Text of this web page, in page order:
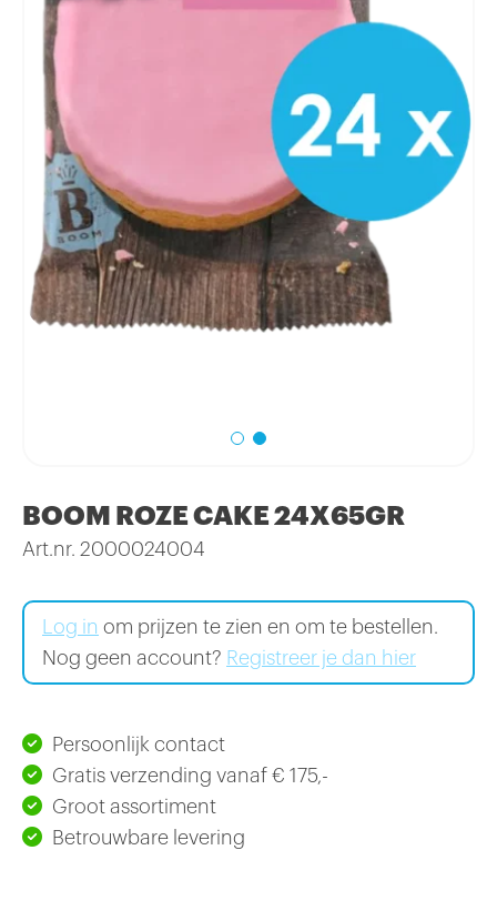
BOOM ROZE CAKE 24X65GR
Art.nr. 2000024004
Log in om prijzen te zien en om te bestellen.
Nog geen account? Registreer je dan hier
Persoonlijk contact
Gratis verzending vanaf € 175,-
Groot assortiment
Betrouwbare levering